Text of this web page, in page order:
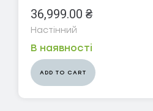
В наявності
36,999.00 ₴
Настінний
ADD TO CART
MIDEA AG DC
MIDEA AURORA
MIDEA Xtreme
NORDIS